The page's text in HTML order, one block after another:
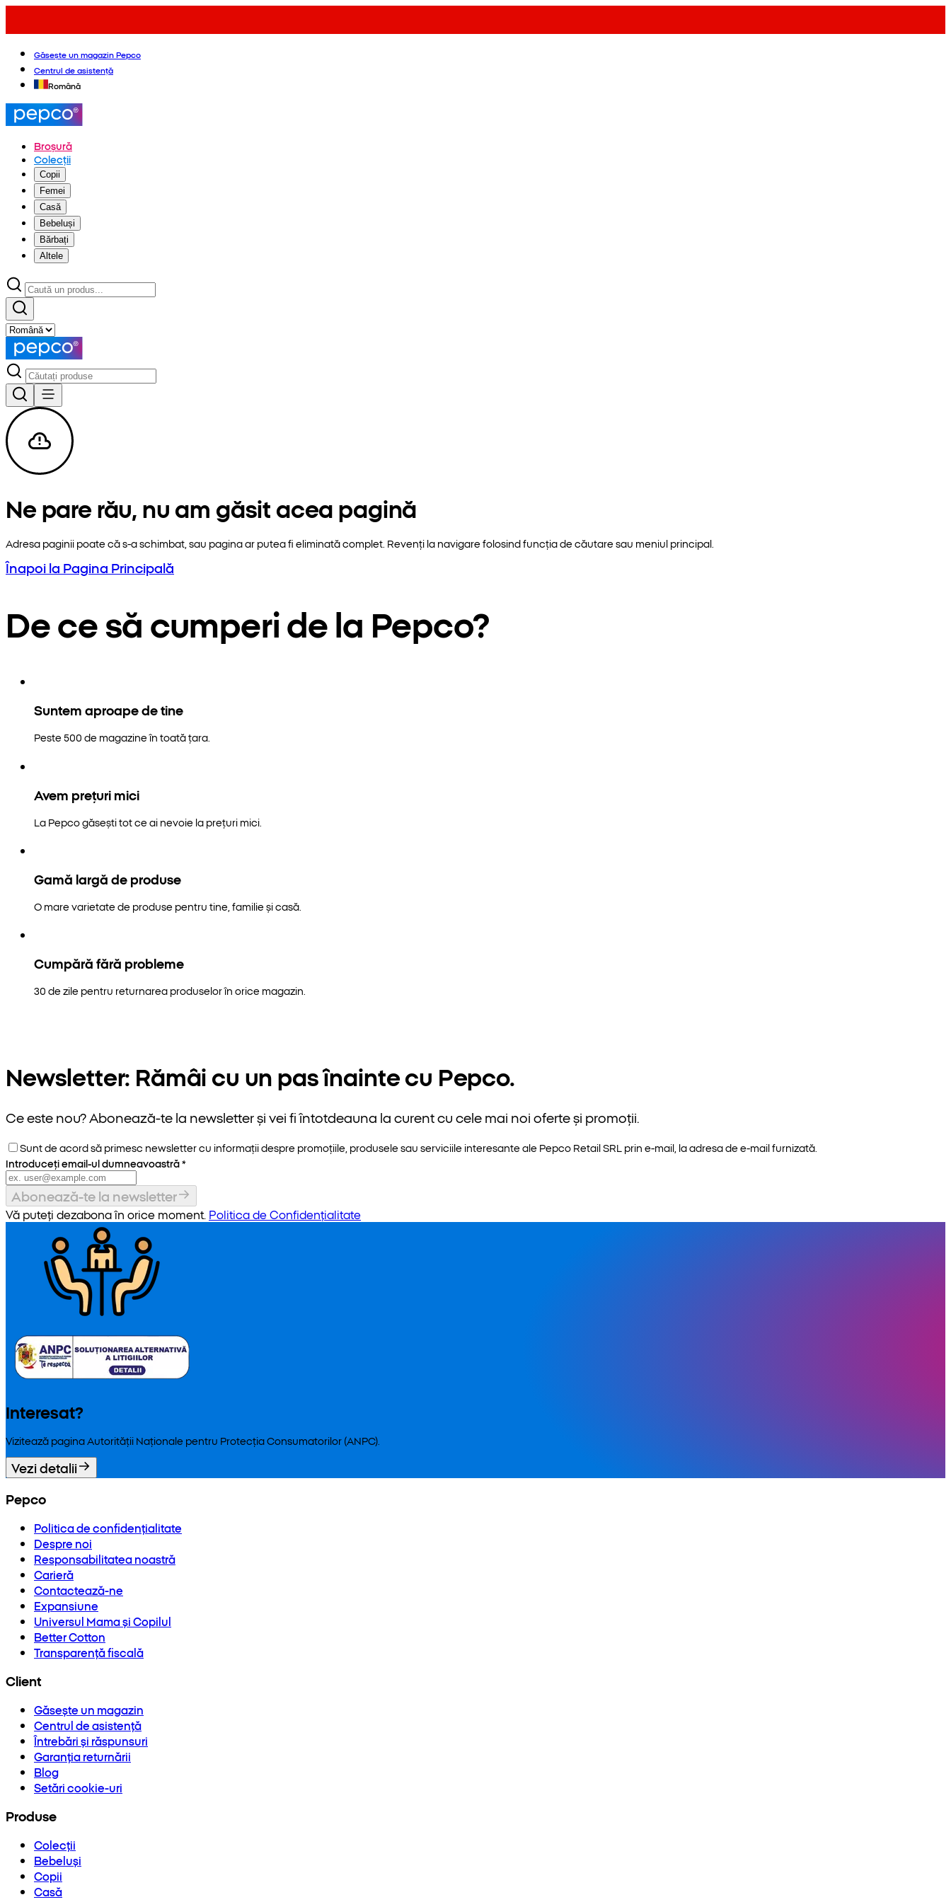
Găsește un magazin Pepco
Centrul de asistență
Română
Broșură
Colecții
Copii
Femei
Casă
Bebeluși
Bărbați
Altele
Ne pare rău, nu am găsit acea pagină
Adresa paginii poate că s-a schimbat, sau pagina ar putea fi eliminată complet. Revenți la navigare folosind funcția de căutare sau meniul principal.
Înapoi la Pagina Principală
De ce să cumperi de la Pepco?
Suntem aproape de tine
Peste 500 de magazine în toată țara.
Avem prețuri mici
La Pepco găsești tot ce ai nevoie la prețuri mici.
Gamă largă de produse
O mare varietate de produse pentru tine, familie și casă.
Cumpără fără probleme
30 de zile pentru returnarea produselor în orice magazin.
Newsletter: Rămâi cu un pas înainte cu Pepco.
Ce este nou? Abonează-te la newsletter și vei fi întotdeauna la curent cu cele mai noi oferte și promoții.
Sunt de acord să primesc newsletter cu informații despre promoțiile, produsele sau serviciile interesante ale Pepco Retail SRL prin e-mail, la adresa de e-mail furnizată.
Introduceți email-ul dumneavoastră*
Abonează-te la newsletter
Vă puteți dezabona în orice moment. Politica de Confidențialitate
Interesat?
Vizitează pagina Autorității Naționale pentru Protecția Consumatorilor (ANPC).
Vezi detalii
Pepco
Politica de confidențialitate
Despre noi
Responsabilitatea noastră
Carieră
Contactează-ne
Expansiune
Universul Mama și Copilul
Better Cotton
Transparență fiscală
Client
Găsește un magazin
Centrul de asistență
Întrebări și răspunsuri
Garanția returnării
Blog
Setări cookie-uri
Produse
Colecții
Bebeluși
Copii
Casă